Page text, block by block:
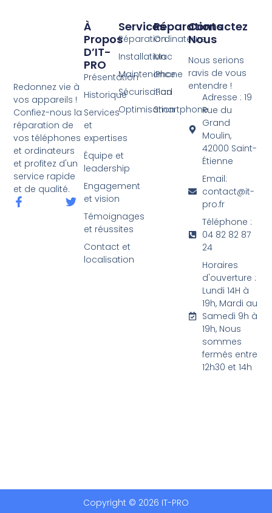
Redonnez vie à
vos appareils !
Confiez-nous la
réparation de
vos téléphones
et ordinateurs
et profitez d'un
service rapide
et de qualité.
Réparations
Ordinateurs
Mac
iPhone
iPad
Smartphone
Services
Réparation
Installation
Maintenance
Sécurisation
Optimisation
À
Propos
D’IT-
PRO
Présentation
Historique
Services
et
expertises
Équipe et
leadership
Engagement
et vision
Témoignages
et réussites
Contact et
localisation
Contactez
Nous
Nous serions
ravis de vous
entendre !
Adresse : 19
Rue du
Grand
Moulin,
42000 Saint-
Étienne
Email:
contact@it-
pro.fr
Téléphone :
04 82 82 87
24
Horaires
d'ouverture :
Lundi 14H à
19h, Mardi au
Samedi 9h à
19h, Nous
sommes
fermés entre
12h30 et 14h
Copyright © 2026 IT-PRO